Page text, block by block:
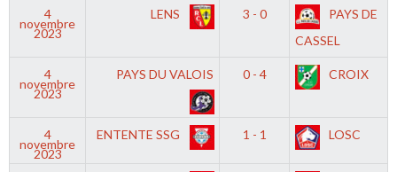
4
novembre
2023
LENS 3 - 0
PAYS DE
CASSEL
4
novembre
2023
PAYS DU VALOIS 0 - 4 CROIX
4
novembre
2023
ENTENTE SSG 1 - 1 LOSC